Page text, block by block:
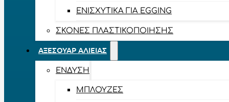
ΕΝΙΣΧΥΤΙΚΆ ΓΙΑ EGGING
ΣΚΌΝΕΣ ΠΛΑΣΤΙΚΟΠΟΊΗΣΗΣ
ΑΞΕΣΟΥΆΡ ΑΛΙΕΊΑΣ
ΈΝΔΥΣΗ
ΜΠΛΟΎΖΕΣ